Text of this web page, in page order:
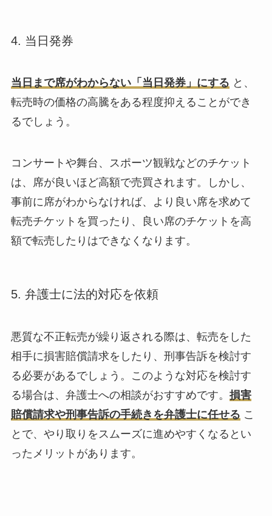
4. 当日発券
当日まで席がわからない「当日発券」にする と、
転売時の価格の高騰をある程度抑えることができ
るでしょう。
コンサートや舞台、スポーツ観戦などのチケット
は、席が良いほど高額で売買されます。しかし、
事前に席がわからなければ、より良い席を求めて
転売チケットを買ったり、良い席のチケットを高
額で転売したりはできなくなります。
5. 弁護士に法的対応を依頼
悪質な不正転売が繰り返される際は、転売をした
相手に損害賠償請求をしたり、刑事告訴を検討す
る必要があるでしょう。このような対応を検討す
る場合は、弁護士への相談がおすすめです。 損害
賠償請求や刑事告訴の手続きを弁護士に任せる こ
とで、やり取りをスムーズに進めやすくなるとい
ったメリットがあります。